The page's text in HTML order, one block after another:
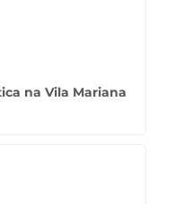
na Vila Mariana